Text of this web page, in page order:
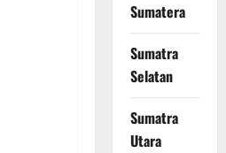
Sumatera
Sumatra
Selatan
Sumatra
Utara